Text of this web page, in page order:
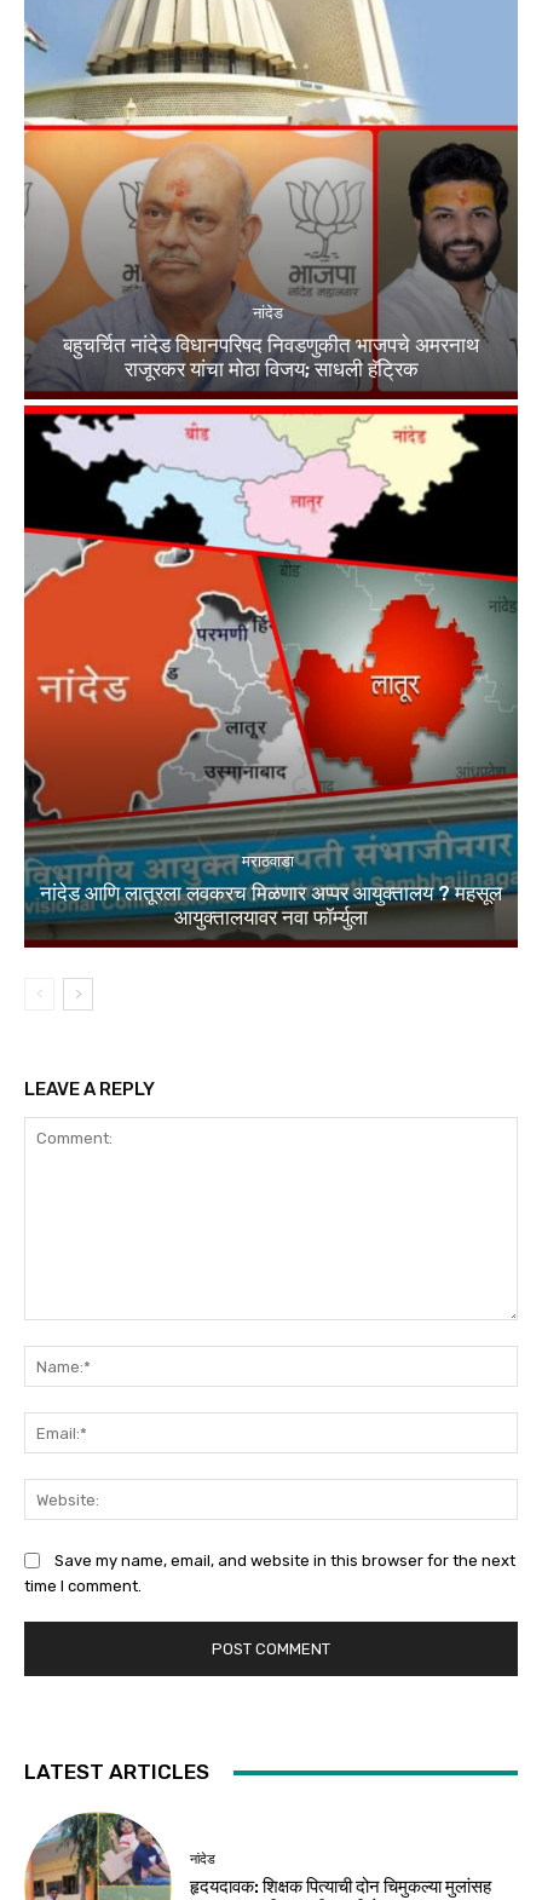
नांदेड
बहुचर्चित नांदेड विधानपरिषद निवडणुकीत भाजपचे अमरनाथ
राजूरकर यांचा मोठा विजय; साधली हॅट्रिक
मराठवाडा
नांदेड आणि लातूरला लवकरच मिळणार अप्पर आयुक्तालय ? महसूल
आयुक्तालयावर नवा फॉर्म्युला
LEAVE A REPLY
Save my name, email, and website in this browser for the next
time I comment.
LATEST ARTICLES
नांदेड
हृदयदावक: शिक्षक पित्याची दोन चिमुकल्या मुलांसह